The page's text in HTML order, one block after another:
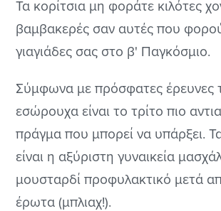
Τα κορίτσια μη φοράτε κιλότες
βαμβακερές σαν αυτές που
γιαγιάδες σας στο β' Παγκόσμιο.
Σύμφωνα με πρόσφατες έρευνες
εσώρουχα είναι το τρίτο πιο
πράγμα που μπορεί να υπάρξει.
είναι η αξύριστη γυναικεία
μουσταρδί προφυλακτικό μετά
έρωτα (μπλιαχ!).